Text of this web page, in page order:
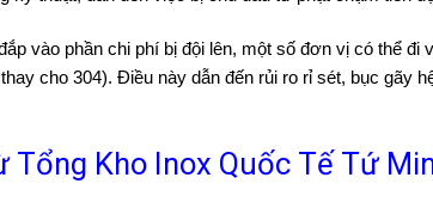
vào phần chi phí bị đội lên, một số đơn vị có thể đi
cho 304). Điều này dẫn đến rủi ro rỉ sét, bục gãy
Tổng Kho Inox Quốc Tế Tứ